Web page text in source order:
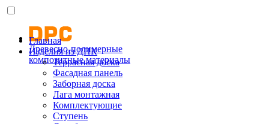
Древесно-полимерные
композитные материалы
Главная
Изделия из ДПК
Террасная доска
Фасадная панель
Заборная доска
Лага монтажная
Комплектующие
Ступень